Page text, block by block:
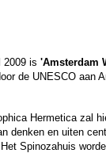
2009 is 'Amsterdam
de UNESCO aan
Hermetica zal
denken en uiten
Spinozahuis